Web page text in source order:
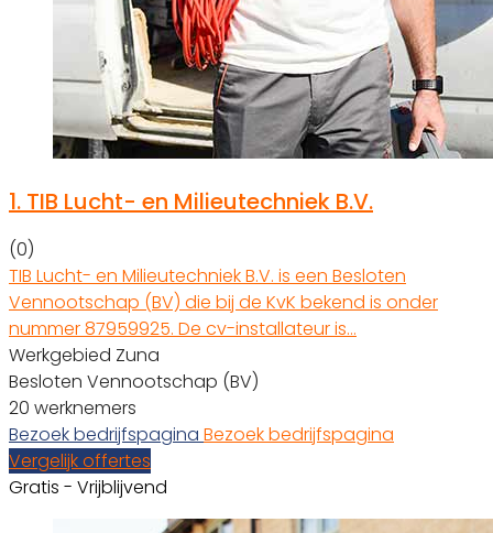
1. TIB Lucht- en Milieutechniek B.V.
(0)
TIB Lucht- en Milieutechniek B.V. is een Besloten
Vennootschap (BV) die bij de KvK bekend is onder
nummer 87959925. De cv-installateur is…
Werkgebied Zuna
Besloten Vennootschap (BV)
20 werknemers
Bezoek bedrijfspagina Bezoek bedrijfspagina
Vergelijk offertes
Gratis - Vrijblijvend